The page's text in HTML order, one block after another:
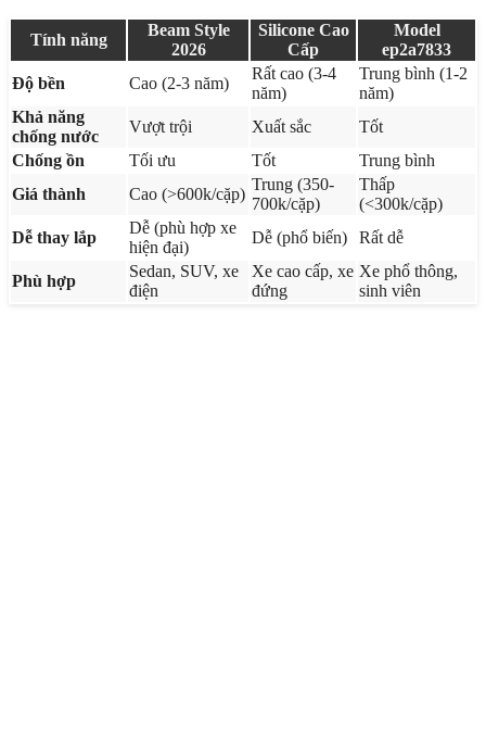
Tính năng
Beam Style
2026
Silicone Cao
Cấp
Model
ep2a7833
Độ bền
Cao (2-3 năm)
Rất cao (3-4
năm)
Trung bình (1-2
năm)
Khả năng
chống nước
Vượt trội Xuất sắc
Tốt
Chống ồn
Tối ưu Tốt
Trung bình
Giá thành
Cao (>600k/cặp)
Trung (350-
700k/cặp)
Thấp
(<300k/cặp)
Dễ thay lắp
Dễ (phù hợp xe
hiện đại)
Dễ (phổ biến) Rất dễ
Phù hợp
Sedan, SUV, xe
điện
Xe cao cấp, xe
đứng
Xe phổ thông,
sinh viên